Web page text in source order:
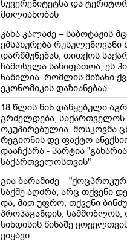
სუვერენიტეტსა და
მთლიანობას
კახა კალაძე – საბოტაჟის
ემსახურება რუსულენოვანი
დარწმუნებას, თითქოს
ჩამოსვლა სახიფათოა, ეს
ნაწილია, რომლის მიზანი
ეკონომიკის დაზიანებაა
18 წლის წინ დაწყებული
გრძელდება, საქართველოს
ოკუპირებულია, მოსკოვმა
რეგიონის დე ფაქტო
დააჩქარა - პარტია "გახარია
საქართველოსთვის"
გია ბარამიძე –
საქმე აღძრა, არც თქვენი
და, მით უფრო, თქვენი
პროპაგანდის, სამშობლოს,
სინდისის წინაშე
ვიყავი